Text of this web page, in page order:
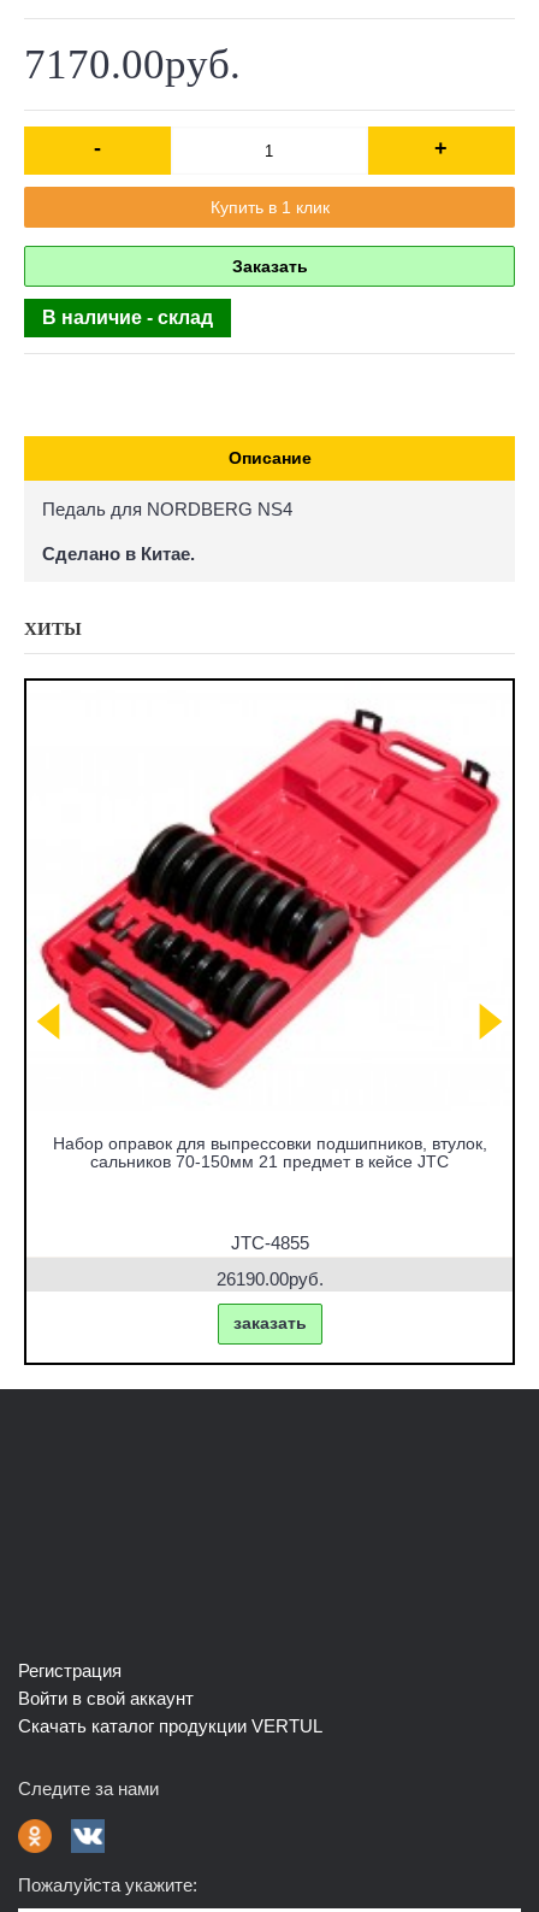
7170.00руб.
- +
Купить в 1 клик
Заказать
В наличие - склад
Описание
Педаль для NORDBERG NS4
Сделано в Китае.
ХИТЫ
Набор оправок для выпрессовки подшипников, втулок,
сальников 70-150мм 21 предмет в кейсе JTC
JTC-4855
26190.00руб.
заказать
Регистрация
Войти в свой аккаунт
Скачать каталог продукции VERTUL
Следите за нами
Пожалуйста укажите: